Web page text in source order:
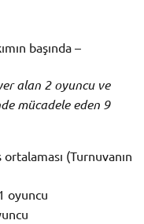
başında –
alan 2 oyuncu ve
mücadele eden 9
ortalaması (Turnuvanın
oyuncu